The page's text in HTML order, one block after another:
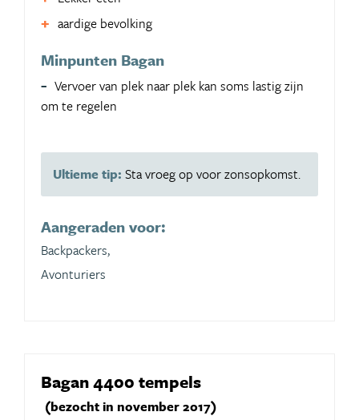
aardige bevolking
Minpunten Bagan
Vervoer van plek naar plek kan soms lastig zijn
om te regelen
Ultieme tip: Sta vroeg op voor zonsopkomst.
Aangeraden voor:
Backpackers,
Avonturiers
Bagan 4400 tempels
(bezocht in november 2017)